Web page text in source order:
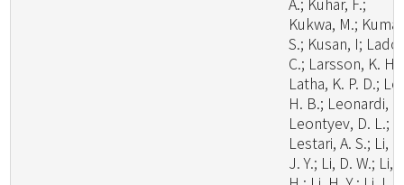
Kukwa, M.;
S.; Kusan, I; Lado,
C.; Larsson, K. H.;
Latha, K. P. D.;
H. B.; Leonardi,
Leontyev, D. L.;
Lestari, A. S.; Li,
J. Y.; Li, D. W.; Li,